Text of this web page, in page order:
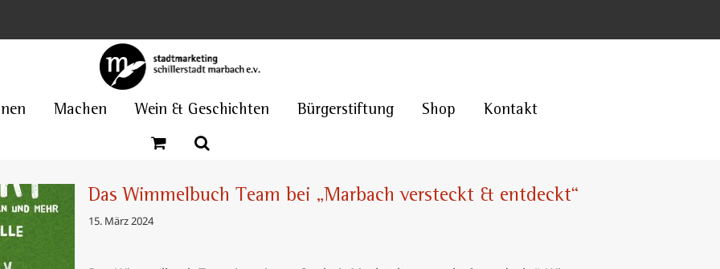
Machen Wein & Geschichten Bürgerstiftung Shop Kontakt
Das Wimmelbuch Team bei „Marbach versteckt & entdeckt“
15. März 2024